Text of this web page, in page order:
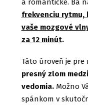
a romantické. Ba
frekvenciu
vaše mozgové
za 12 minút.
Táto úroveň je pre
presný zlom
vedomia.Možno
spánkom v